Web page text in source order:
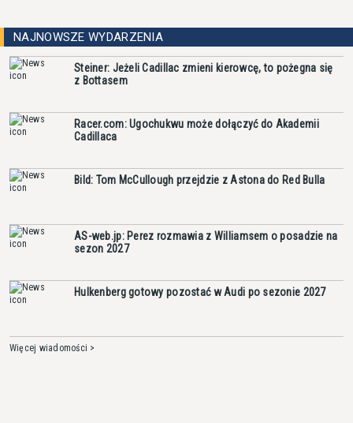
NAJNOWSZE WYDARZENIA
Steiner: Jeżeli Cadillac zmieni kierowcę, to pożegna się
z Bottasem
Racer.com: Ugochukwu może dołączyć do Akademii
Cadillaca
Bild: Tom McCullough przejdzie z Astona do Red Bulla
AS-web.jp: Perez rozmawia z Williamsem o posadzie na
sezon 2027
Hulkenberg gotowy pozostać w Audi po sezonie 2027
Więcej wiadomości >